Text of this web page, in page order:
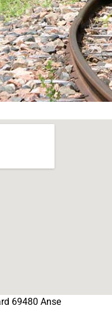
69480 Anse